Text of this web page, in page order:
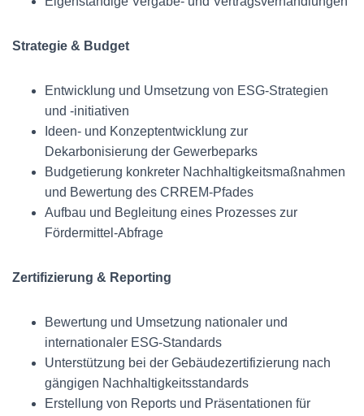
Strategie & Budget
Entwicklung und Umsetzung von ESG-Strategien
und -initiativen
Ideen- und Konzeptentwicklung zur
Dekarbonisierung der Gewerbeparks
Budgetierung konkreter Nachhaltigkeitsmaßnahmen
und Bewertung des CRREM-Pfades
Aufbau und Begleitung eines Prozesses zur
Fördermittel-Abfrage
Zertifizierung & Reporting
Bewertung und Umsetzung nationaler und
internationaler ESG-Standards
Unterstützung bei der Gebäudezertifizierung nach
gängigen Nachhaltigkeitsstandards
Erstellung von Reports und Präsentationen für